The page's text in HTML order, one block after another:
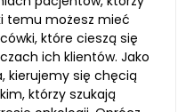
temu możesz mieć
które cieszą się
ich klientów. Jako
kierujemy się chęcią
którzy szukają